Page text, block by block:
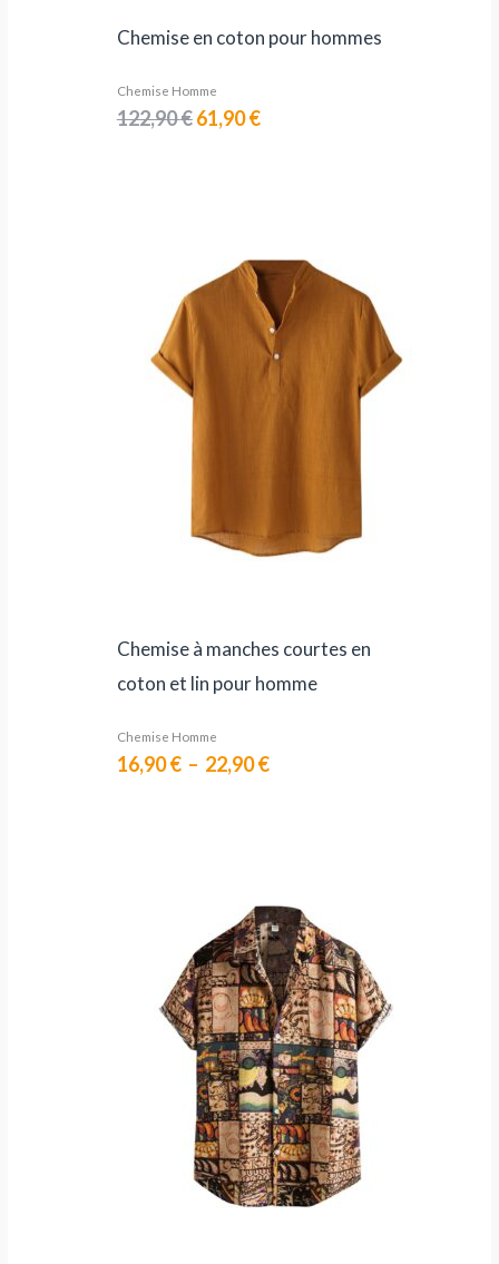
Chemise en coton pour hommes
Chemise Homme
122,90€61,90€
Chemise à manches courtes en
coton et lin pour homme
Chemise Homme
16,90€ – 22,90€
prix :
16,90 €
à
22,90 €
prix :
15,90 €
à
22,90 €